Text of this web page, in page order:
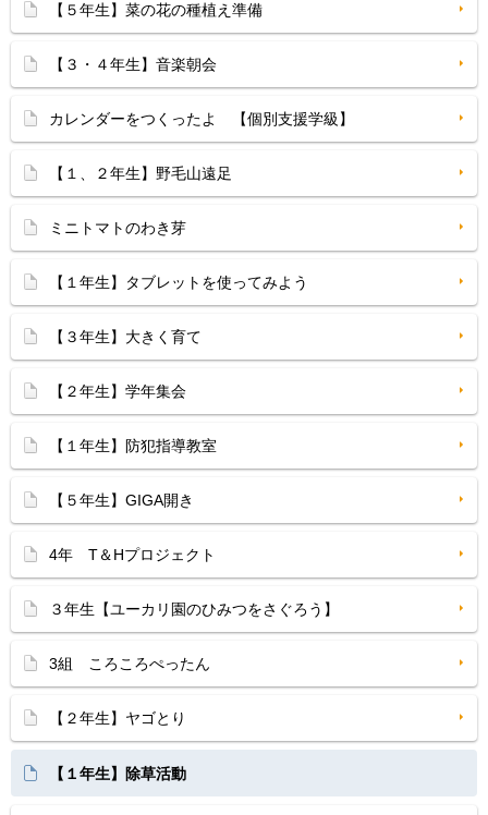
【５年生】菜の花の種植え準備
【３・４年生】音楽朝会
カレンダーをつくったよ 【個別支援学級】
【１、２年生】野毛山遠足
ミニトマトのわき芽
【１年生】タブレットを使ってみよう
【３年生】大きく育て
【２年生】学年集会
【１年生】防犯指導教室
【５年生】GIGA開き
4年 T＆Hプロジェクト
３年生【ユーカリ園のひみつをさぐろう】
3組 ころころぺったん
【２年生】ヤゴとり
【１年生】除草活動